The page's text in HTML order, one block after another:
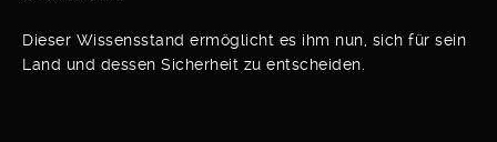
Dieser Wissensstand ermöglicht es ihm nun, sich für sein
Land und dessen Sicherheit zu entscheiden.